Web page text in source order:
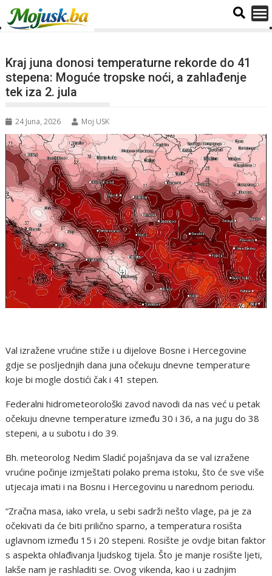
Kraj juna donosi temperaturne rekorde do 41
stepena: Moguće tropske noći, a zahlađenje
tek iza 2. jula
24 Juna, 2026 Moj USK
Val izražene vrućine stiže i u dijelove Bosne i Hercegovine
gdje se posljednjih dana juna očekuju dnevne temperature
koje bi mogle dostići čak i 41 stepen.
Federalni hidrometeorološki zavod navodi da nas već u petak
očekuju dnevne temperature između 30 i 36, a na jugu do 38
stepeni, a u subotu i do 39.
Bh. meteorolog Nedim Sladić pojašnjava da se val izražene
vrućine počinje izmještati polako prema istoku, što će sve više
utjecaja imati i na Bosnu i Hercegovinu u narednom periodu.
“Zračna masa, iako vrela, u sebi sadrži nešto vlage, pa je za
očekivati da će biti prilično sparno, a temperatura rosišta
uglavnom između 15 i 20 stepeni. Rosište je ovdje bitan faktor
s aspekta ohlađivanja ljudskog tijela. Što je manje rosište ljeti,
lakše nam je rashladiti se. Ovog vikenda, kao i u zadnjim